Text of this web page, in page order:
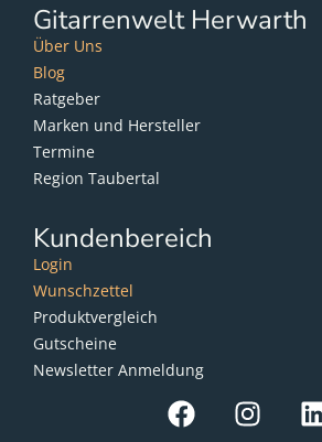
Gitarrenwelt Herwarth
Über Uns
Blog
Ratgeber
Marken und Hersteller
Termine
Region Taubertal
Kundenbereich
Login
Wunschzettel
Produktvergleich
Gutscheine
Newsletter Anmeldung